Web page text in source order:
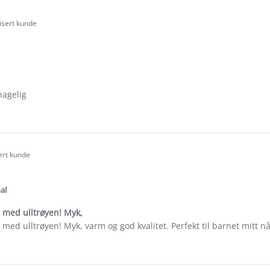
kunde
kunde
ulltrøyen! Myk,
ulltrøyen! Myk, varm og god kvalitet. Perfekt til barnet mitt